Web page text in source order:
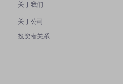
关于我们
关于公司
投资者关系